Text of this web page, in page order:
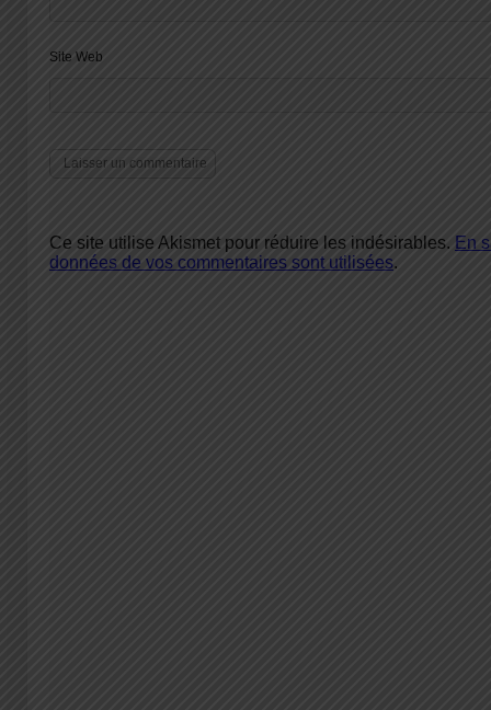
Site Web
Ce site utilise Akismet pour réduire les indésirables. En
données de vos commentaires sont utilisées.